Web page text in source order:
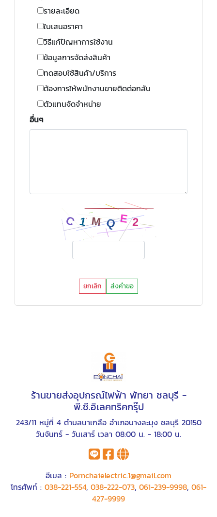
รายละเอียด
ใบเสนอราคา
วิธีแก้ปัญหาการใช้งาน
ข้อมูลการจัดส่งสินค้า
ทดสอบใช้สินค้า/บริการ
ต้องการให้พนักงานขายติดต่อกลับ
ตัวแทนจัดจำหน่าย
อื่นๆ
ยกเลิก ส่งคำขอ
ร้านขายส่งอุปกรณ์ไฟฟ้า พัทยา ชลบุรี -
พี.ซี.อิเลคทริคกรุ๊ป
243/11 หมู่ที่ 4 ตำบลนาเกลือ อำเภอบางละมุง ชลบุรี 20150
วันจันทร์ - วันเสาร์ เวลา 08:00 น. - 18:00 น.
อีเมล : Pornchaielectric.1@gmail.com
โทรศัพท์ : 038-221-554, 038-222-073, 061-239-9998, 061-
427-9999